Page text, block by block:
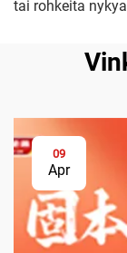
tai rohkeita
09
Apr